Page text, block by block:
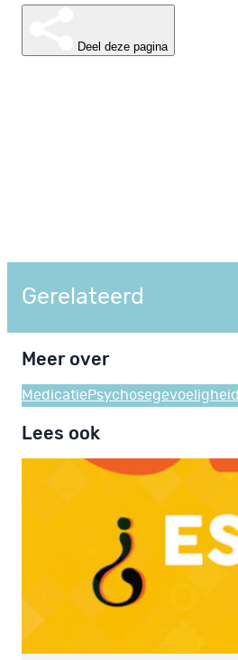
Deel deze pagina
Gerelateerd
Meer over
Medicatie Psychosegevoeligheid
Lees ook